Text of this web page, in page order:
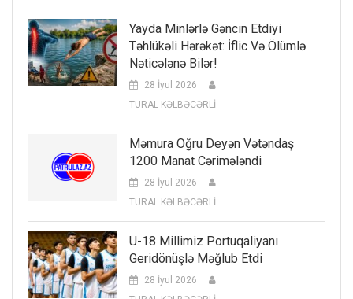
Yayda Minlərlə Gəncin Etdiyi
Təhlükəli Hərəkət: İflic Və Ölümlə
Nəticələnə Bilər!
28 İyul 2026
TURAL KƏLBƏCƏRLİ
Məmura Oğru Deyən Vətəndaş
1200 Manat Cərimələndi
28 İyul 2026
TURAL KƏLBƏCƏRLİ
U-18 Millimiz Portuqaliyanı
Geridönüşlə Məğlub Etdi
28 İyul 2026